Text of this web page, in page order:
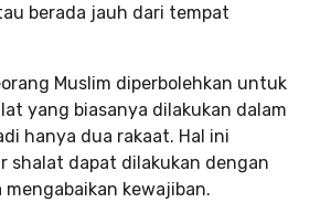
berada jauh dari tempat
Muslim diperbolehkan untuk
yang biasanya dilakukan dalam
hanya dua rakaat. Hal ini
shalat dapat dilakukan dengan
kewajiban.